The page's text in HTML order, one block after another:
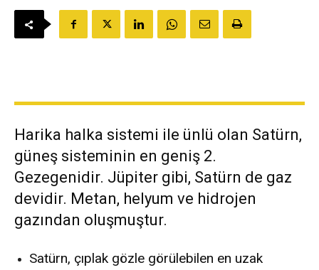
Harika halka sistemi ile ünlü olan Satürn,
güneş sisteminin en geniş 2.
Gezegenidir. Jüpiter gibi, Satürn de gaz
devidir. Metan, helyum ve hidrojen
gazından oluşmuştur.
Satürn, çıplak gözle görülebilen en uzak